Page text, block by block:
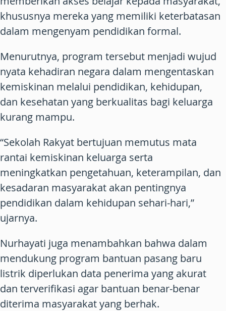
khususnya mereka yang memiliki keterbatasan
dalam mengenyam pendidikan formal.
Menurutnya, program tersebut menjadi wujud
nyata kehadiran negara dalam mengentaskan
kemiskinan melalui pendidikan, kehidupan,
dan kesehatan yang berkualitas bagi keluarga
kurang mampu.
“Sekolah Rakyat bertujuan memutus mata
rantai kemiskinan keluarga serta
meningkatkan pengetahuan, keterampilan, dan
kesadaran masyarakat akan pentingnya
pendidikan dalam kehidupan sehari-hari,”
ujarnya.
Nurhayati juga menambahkan bahwa dalam
mendukung program bantuan pasang baru
listrik diperlukan data penerima yang akurat
dan terverifikasi agar bantuan benar-benar
diterima masyarakat yang berhak.